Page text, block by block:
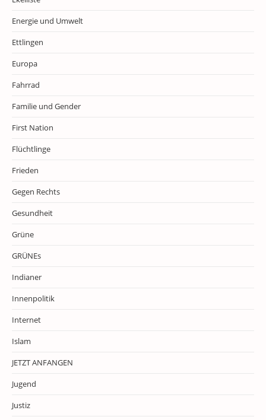
Energie und Umwelt
Ettlingen
Europa
Fahrrad
Familie und Gender
First Nation
Flüchtlinge
Frieden
Gegen Rechts
Gesundheit
Grüne
GRÜNEs
Indianer
Innenpolitik
Internet
Islam
JETZT ANFANGEN
Jugend
Justiz